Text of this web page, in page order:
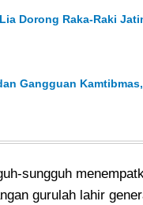
Dorong Raka-Raki
Gangguan
sungguh
gurulah lahir